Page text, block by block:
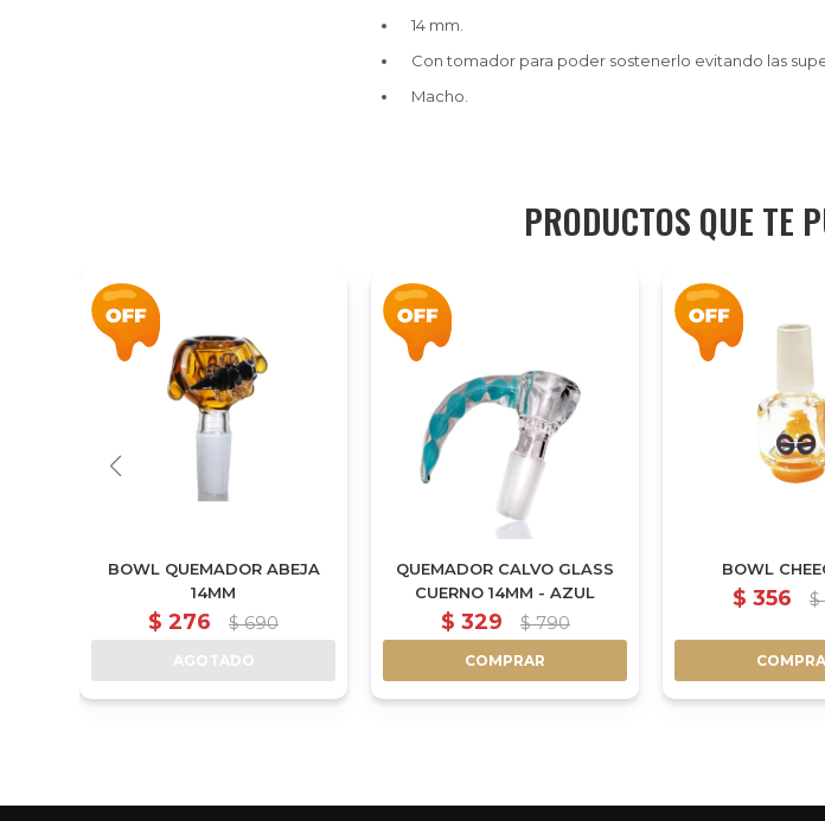
14 mm.
Con tomador para poder sostenerlo evitando las
Macho.
PRODUCTOS QUE TE
BOWL QUEMADOR ABEJA
14MM
$ 276 $ 690
AGOTADO
QUEMADOR CALVO GLASS
CUERNO 14MM - AZUL
$ 329 $ 790
COMPRAR
BOWL
$ 356 $